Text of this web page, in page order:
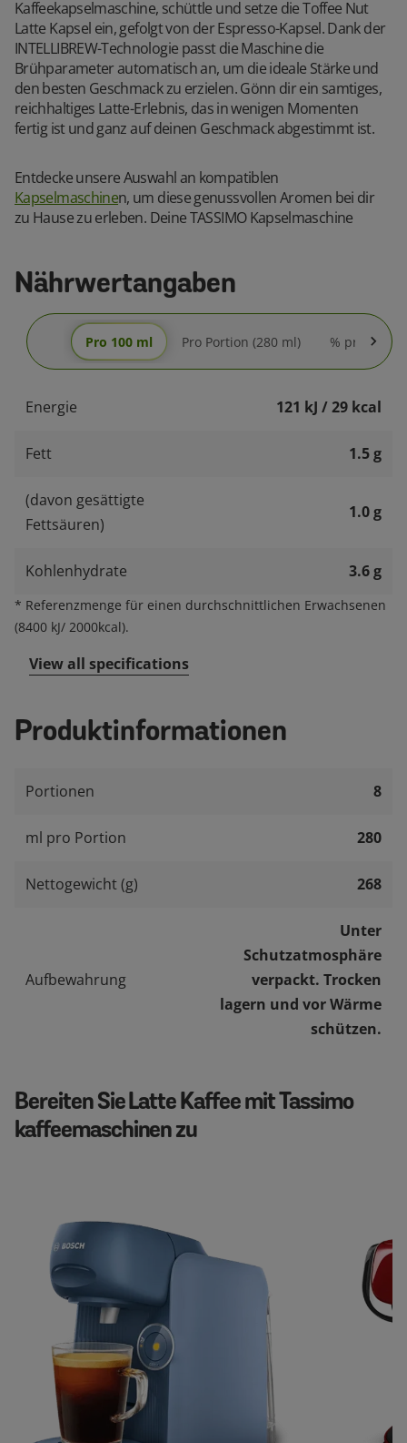
Kaffeekapselmaschine, schüttle und setze die Toffee Nut
Latte Kapsel ein, gefolgt von der Espresso-Kapsel. Dank der
INTELLIBREW-Technologie passt die Maschine die
Brühparameter automatisch an, um die ideale Stärke und
den besten Geschmack zu erzielen. Gönn dir ein samtiges,
reichhaltiges Latte-Erlebnis, das in wenigen Momenten
fertig ist und ganz auf deinen Geschmack abgestimmt ist.
Entdecke unsere Auswahl an kompatiblen
Kapselmaschinen, um diese genussvollen Aromen bei dir
zu Hause zu erleben. Deine TASSIMO Kapselmaschine
Nährwertangaben
Pro 100 ml Pro Portion (280 ml) % pro
Energie 121 kJ / 29 kcal
Fett 1.5 g
(davon gesättigte
Fettsäuren)
1.0 g
Kohlenhydrate 3.6 g
* Referenzmenge für einen durchschnittlichen Erwachsenen
(8400 kJ/ 2000kcal).
View all specifications
Produktinformationen
Portionen 8
ml pro Portion 280
Nettogewicht (g) 268
Aufbewahrung
Unter
Schutzatmosphäre
verpackt. Trocken
lagern und vor Wärme
schützen.
Bereiten Sie Latte Kaffee mit Tassimo
kaffeemaschinen zu